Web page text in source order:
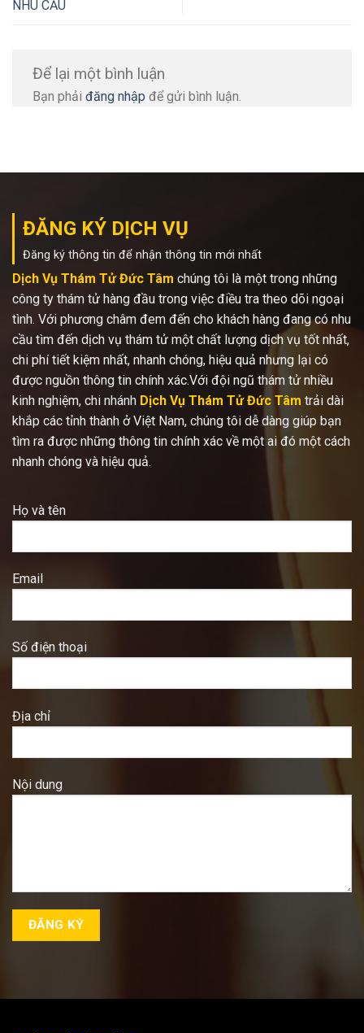
NHU CẦU
Để lại một bình luận
Bạn phải đăng nhập để gửi bình luận.
ĐĂNG KÝ DỊCH VỤ
Đăng ký thông tin để nhận thông tin mới nhất
Dịch Vụ Thám Tử Đức Tâm chúng tôi là một trong những
công ty thám tử hàng đầu trong việc điều tra theo dõi ngoại
tình. Với phương châm đem đến cho khách hàng đang có nhu
cầu tìm đến dịch vụ thám tử một chất lượng dịch vụ tốt nhất,
chi phí tiết kiệm nhất, nhanh chóng, hiệu quả nhưng lại có
được nguồn thông tin chính xác.Với đội ngũ thám tử nhiều
kinh nghiệm, chi nhánh Dịch Vụ Thám Tử Đức Tâm trải dài
khắp các tỉnh thành ở Việt Nam, chúng tôi dễ dàng giúp bạn
tìm ra được những thông tin chính xác về một ai đó một cách
nhanh chóng và hiệu quả.
Họ và tên
Email
Số điện thoại
Địa chỉ
Nội dung